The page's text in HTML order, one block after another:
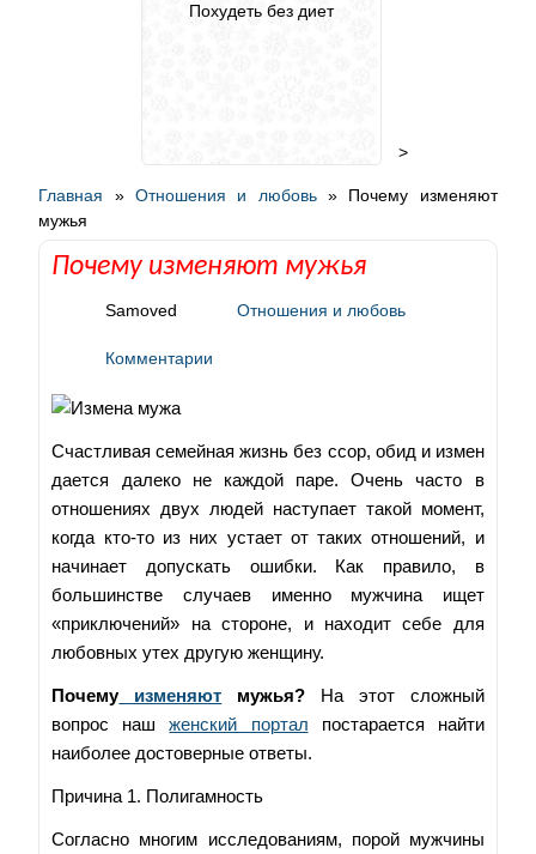
Похудеть без диет
>
Главная »Отношения и любовь» Почему изменяют
мужья
Почему изменяют мужья
Samoved Отношения и любовь
Комментарии
Счастливая семейная жизнь без ссор, обид и измен
дается далеко не каждой паре. Очень часто в
отношениях двух людей наступает такой момент,
когда кто-то из них устает от таких отношений, и
начинает допускать ошибки. Как правило, в
большинстве случаев именно мужчина ищет
«приключений» на стороне, и находит себе для
любовных утех другую женщину.
Почемуизменяют мужья? На этот сложный
вопрос нашженский портал постарается найти
наиболее достоверные ответы.
Причина 1. Полигамность
Согласно многим исследованиям, порой мужчины